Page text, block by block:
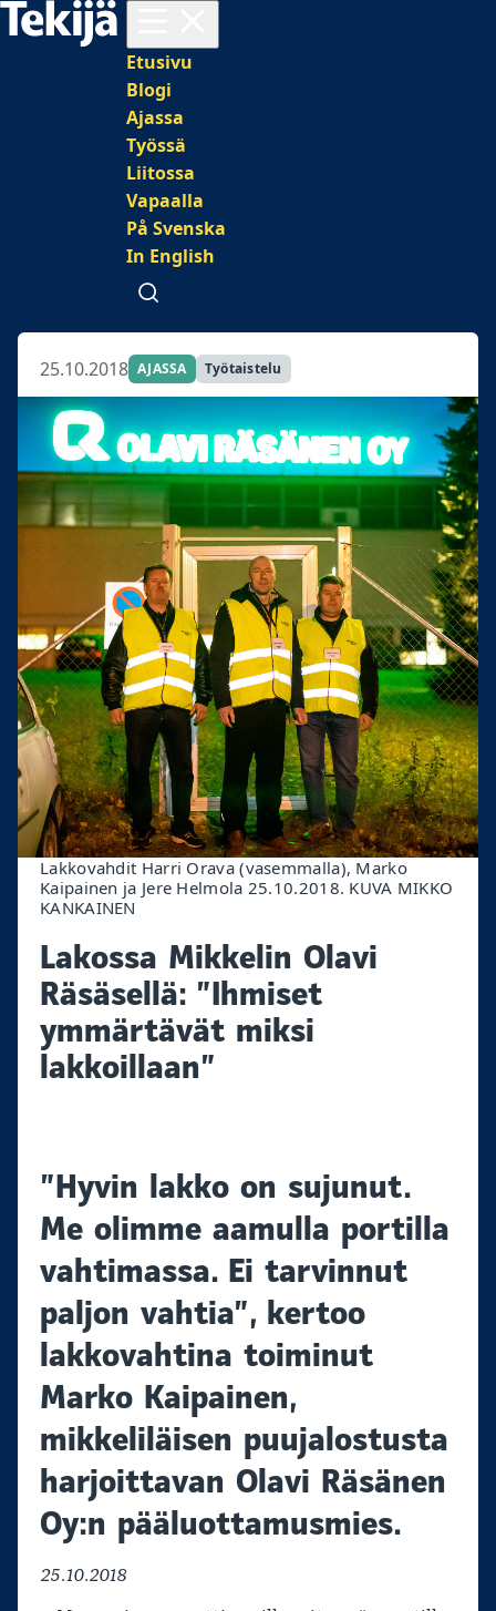
Päävalikko
Etusivu
Blogi
Ajassa
Työssä
Liitossa
Vapaalla
På Svenska
In English
Avaa haku
25.10.2018 AJASSA Työtaistelu
Lakkovahdit Harri Orava (vasemmalla), Marko
Kaipainen ja Jere Helmola 25.10.2018. KUVA MIKKO
KANKAINEN
Lakossa Mikkelin Olavi
Räsäsellä: ”Ihmiset
ymmärtävät miksi
lakkoillaan”
”Hyvin lakko on sujunut.
Me olimme aamulla portilla
vahtimassa. Ei tarvinnut
paljon vahtia”, kertoo
lakkovahtina toiminut
Marko Kaipainen,
mikkeliläisen puujalostusta
harjoittavan Olavi Räsänen
Oy:n pääluottamusmies.
25.10.2018